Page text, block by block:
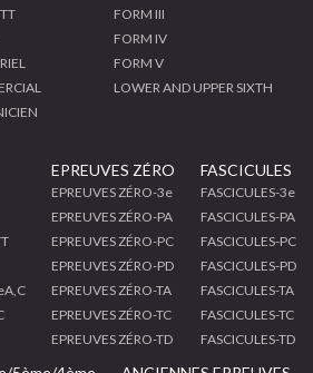
FORM III
FORM IV
FORM V
LOWER AND UPPER SIXTH
EPREUVES ZÉRO
EPREUVES ZÉRO-3e
EPREUVES ZÉRO-PA
EPREUVES ZÉRO-PC
EPREUVES ZÉRO-PD
EPREUVES ZÉRO-TA
EPREUVES ZÉRO-TC
EPREUVES ZÉRO-TD
FASCICULES
FASCICULES-3e
FASCICULES-PA
FASCICULES-PC
FASCICULES-PD
FASCICULES-TA
FASCICULES-TC
FASCICULES-TD